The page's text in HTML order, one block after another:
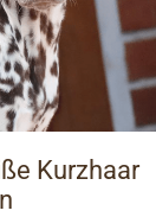
Kurzhaar